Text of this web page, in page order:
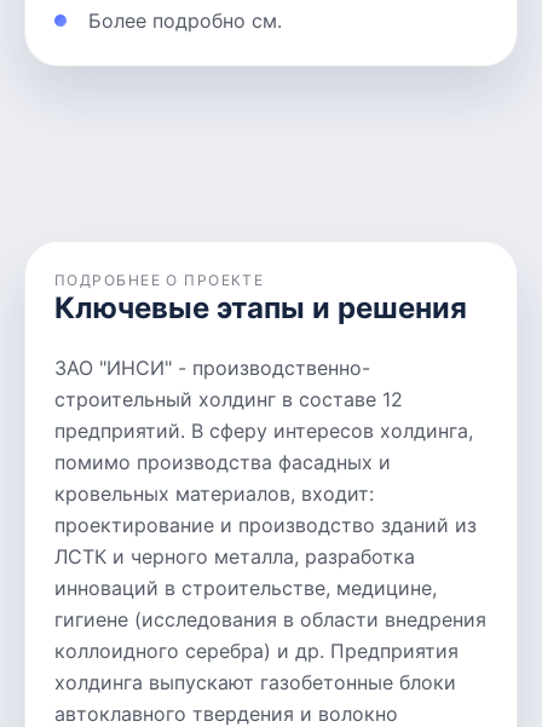
Более подробно см.
ПОДРОБНЕЕ О ПРОЕКТЕ
Ключевые этапы и решения
ЗАО "ИНСИ" - производственно-
строительный холдинг в составе 12
предприятий. В сферу интересов холдинга,
помимо производства фасадных и
кровельных материалов, входит:
проектирование и производство зданий из
ЛСТК и черного металла, разработка
инноваций в строительстве, медицине,
гигиене (исследования в области внедрения
коллоидного серебра) и др. Предприятия
холдинга выпускают газобетонные блоки
автоклавного твердения и волокно